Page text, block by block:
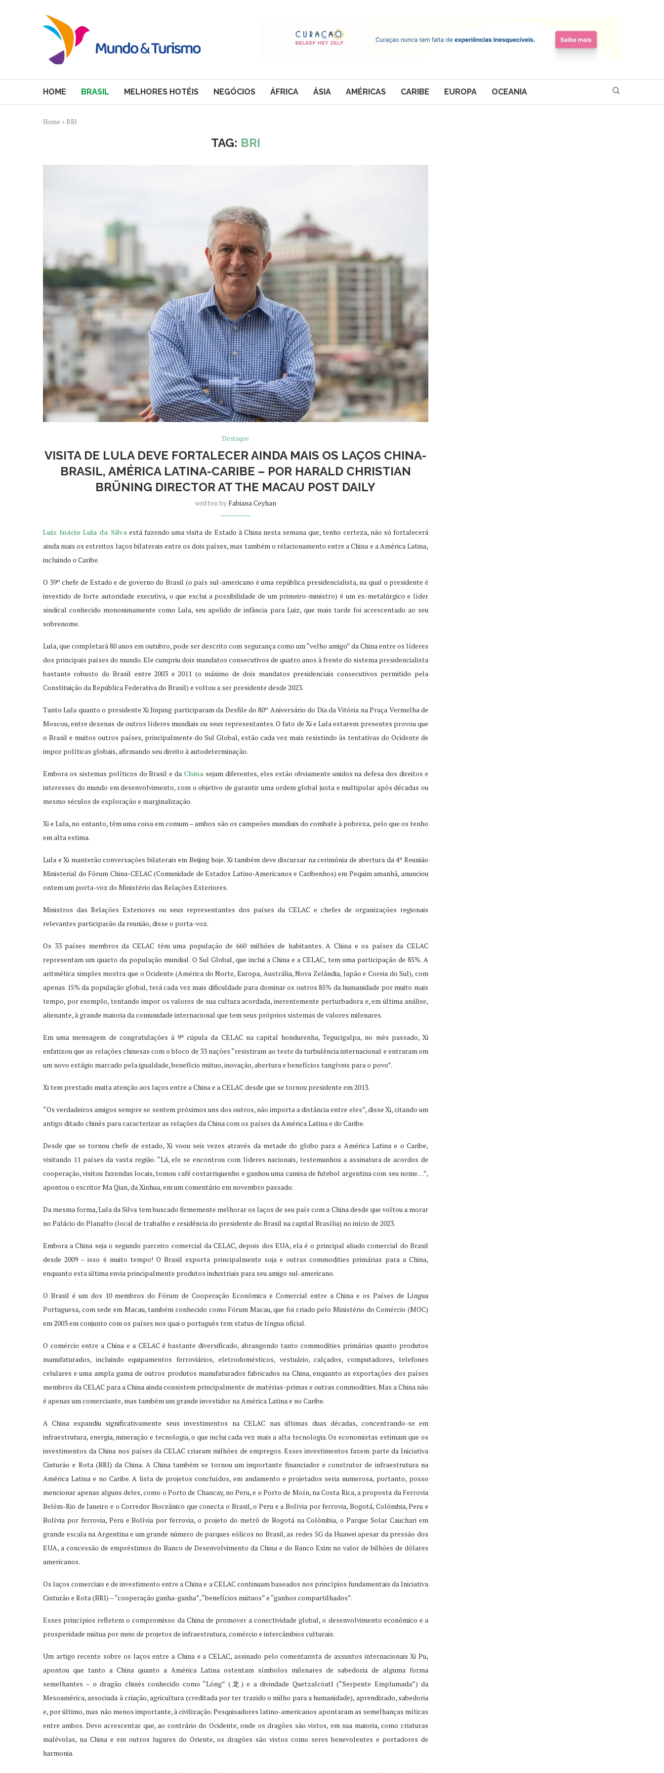
HOME BRASIL MELHORES HOTÉIS NEGÓCIOS ÁFRICA ÁSIA AMÉRICAS CARIBE EUROPA OCEANIA
Home » BRI
TAG: BRI
Destaque
VISITA DE LULA DEVE FORTALECER AINDA MAIS OS LAÇOS CHINA-
BRASIL, AMÉRICA LATINA-CARIBE – POR HARALD CHRISTIAN
BRÜNING DIRECTOR AT THE MACAU POST DAILY
written byFabiana Ceyhan
Luiz Inácio Lula da Silvaestá fazendo uma visita de Estado à China nesta semana que, tenho certeza, não só fortalecerá
ainda mais os estreitos laços bilaterais entre os dois países, mas também o relacionamento entre a China e a América Latina,
incluindo o Caribe.
O 39º chefe de Estado e de governo do Brasil (o país sul-americano é uma república presidencialista, na qual o presidente é
investido de forte autoridade executiva, o que exclui a possibilidade de um primeiro-ministro) é um ex-metalúrgico e líder
sindical conhecido mononimamente como Lula, seu apelido de infância para Luiz, que mais tarde foi acrescentado ao seu
sobrenome.
Lula, que completará 80 anos em outubro, pode ser descrito com segurança como um “velho amigo” da China entre os líderes
dos principais países do mundo. Ele cumpriu dois mandatos consecutivos de quatro anos à frente do sistema presidencialista
bastante robusto do Brasil entre 2003 e 2011 (o máximo de dois mandatos presidenciais consecutivos permitido pela
Constituição da República Federativa do Brasil) e voltou a ser presidente desde 2023.
Tanto Lula quanto o presidente Xi Jinping participaram da Desfile do 80º Aniversário do Dia da Vitória na Praça Vermelha de
Moscou, entre dezenas de outros líderes mundiais ou seus representantes. O fato de Xi e Lula estarem presentes provou que
o Brasil e muitos outros países, principalmente do Sul Global, estão cada vez mais resistindo às tentativas do Ocidente de
impor políticas globais, afirmando seu direito à autodeterminação.
Embora os sistemas políticos do Brasil e da China sejam diferentes, eles estão obviamente unidos na defesa dos direitos e
interesses do mundo em desenvolvimento, com o objetivo de garantir uma ordem global justa e multipolar após décadas ou
mesmo séculos de exploração e marginalização.
Xi e Lula, no entanto, têm uma coisa em comum – ambos são os campeões mundiais do combate à pobreza, pelo que os tenho
em alta estima.
Lula e Xi manterão conversações bilaterais em Beijing hoje. Xi também deve discursar na cerimônia de abertura da 4ª Reunião
Ministerial do Fórum China-CELAC (Comunidade de Estados Latino-Americanos e Caribenhos) em Pequim amanhã, anunciou
ontem um porta-voz do Ministério das Relações Exteriores.
Ministros das Relações Exteriores ou seus representantes dos países da CELAC e chefes de organizações regionais
relevantes participarão da reunião, disse o porta-voz.
Os 33 países membros da CELAC têm uma população de 660 milhões de habitantes. A China e os países da CELAC
representam um quarto da população mundial. O Sul Global, que inclui a China e a CELAC, tem uma participação de 85%. A
aritmética simples mostra que o Ocidente (América do Norte, Europa, Austrália, Nova Zelândia, Japão e Coreia do Sul), com
apenas 15% da população global, terá cada vez mais dificuldade para dominar os outros 85% da humanidade por muito mais
tempo, por exemplo, tentando impor os valores de sua cultura acordada, inerentemente perturbadora e, em última análise,
alienante, à grande maioria da comunidade internacional que tem seus próprios sistemas de valores milenares.
Em uma mensagem de congratulações à 9ª cúpula da CELAC na capital hondurenha, Tegucigalpa, no mês passado, Xi
enfatizou que as relações chinesas com o bloco de 33 nações “resistiram ao teste da turbulência internacional e entraram em
um novo estágio marcado pela igualdade, benefício mútuo, inovação, abertura e benefícios tangíveis para o povo”.
Xi tem prestado muita atenção aos laços entre a China e a CELAC desde que se tornou presidente em 2013.
“Os verdadeiros amigos sempre se sentem próximos uns dos outros, não importa a distância entre eles”, disse Xi, citando um
antigo ditado chinês para caracterizar as relações da China com os países da América Latina e do Caribe.
Desde que se tornou chefe de estado, Xi voou seis vezes através da metade do globo para a América Latina e o Caribe,
visitando 11 países da vasta região. “Lá, ele se encontrou com líderes nacionais, testemunhou a assinatura de acordos de
cooperação, visitou fazendas locais, tomou café costarriquenho e ganhou uma camisa de futebol argentina com seu nome…”,
apontou o escritor Ma Qian, da Xinhua, em um comentário em novembro passado.
Da mesma forma, Lula da Silva tem buscado firmemente melhorar os laços de seu país com a China desde que voltou a morar
no Palácio do Planalto (local de trabalho e residência do presidente do Brasil na capital Brasília) no início de 2023.
Embora a China seja o segundo parceiro comercial da CELAC, depois dos EUA, ela é o principal aliado comercial do Brasil
desde 2009 – isso é muito tempo! O Brasil exporta principalmente soja e outras commodities primárias para a China,
enquanto esta última envia principalmente produtos industriais para seu amigo sul-americano.
O Brasil é um dos 10 membros do Fórum de Cooperação Econômica e Comercial entre a China e os Países de Língua
Portuguesa, com sede em Macau, também conhecido como Fórum Macau, que foi criado pelo Ministério do Comércio (MOC)
em 2003 em conjunto com os países nos quai o português tem status de língua oficial.
O comércio entre a China e a CELAC é bastante diversificado, abrangendo tanto commodities primárias quanto produtos
manufaturados, incluindo equipamentos ferroviários, eletrodomésticos, vestuário, calçados, computadores, telefones
celulares e uma ampla gama de outros produtos manufaturados fabricados na China, enquanto as exportações dos países
membros da CELAC para a China ainda consistem principalmente de matérias-primas e outras commodities. Mas a China não
é apenas um comerciante, mas também um grande investidor na América Latina e no Caribe.
A China expandiu significativamente seus investimentos na CELAC nas últimas duas décadas, concentrando-se em
infraestrutura, energia, mineração e tecnologia, o que inclui cada vez mais a alta tecnologia. Os economistas estimam que os
investimentos da China nos países da CELAC criaram milhões de empregos. Esses investimentos fazem parte da Iniciativa
Cinturão e Rota (BRI) da China. A China também se tornou um importante financiador e construtor de infraestrutura na
América Latina e no Caribe. A lista de projetos concluídos, em andamento e projetados seria numerosa, portanto, posso
mencionar apenas alguns deles, como o Porto de Chancay, no Peru, e o Porto de Moín, na Costa Rica, a proposta da Ferrovia
Belém-Rio de Janeiro e o Corredor Bioceânico que conecta o Brasil, o Peru e a Bolívia por ferrovia, Bogotá, Colômbia, Peru e
Bolívia por ferrovia, Peru e Bolívia por ferrovia, o projeto do metrô de Bogotá na Colômbia, o Parque Solar Cauchari em
grande escala na Argentina e um grande número de parques eólicos no Brasil, as redes 5G da Huawei apesar da pressão dos
EUA, a concessão de empréstimos do Banco de Desenvolvimento da China e do Banco Exim no valor de bilhões de dólares
americanos.
Os laços comerciais e de investimento entre a China e a CELAC continuam baseados nos princípios fundamentais da Iniciativa
Cinturão e Rota (BRI) – “cooperação ganha-ganha”, “benefícios mútuos” e “ganhos compartilhados”.
Esses princípios refletem o compromisso da China de promover a conectividade global, o desenvolvimento econômico e a
prosperidade mútua por meio de projetos de infraestrutura, comércio e intercâmbios culturais.
Um artigo recente sobre os laços entre a China e a CELAC, assinado pelo comentarista de assuntos internacionais Xi Pu,
apontou que tanto a China quanto a América Latina ostentam símbolos milenares de sabedoria de alguma forma
semelhantes – o dragão chinês conhecido como “Lóng” (龙) e a divindade Quetzalcóatl (“Serpente Emplumada”) da
Mesoamérica, associada à criação, agricultura (creditada por ter trazido o milho para a humanidade), aprendizado, sabedoria
e, por último, mas não menos importante, à civilização. Pesquisadores latino-americanos apontaram as semelhanças míticas
entre ambos. Devo acrescentar que, ao contrário do Ocidente, onde os dragões são vistos, em sua maioria, como criaturas
malévolas, na China e em outros lugares do Oriente, os dragões são vistos como seres benevolentes e portadores de
harmonia.